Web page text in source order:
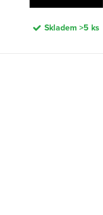
Skladem >5 ks